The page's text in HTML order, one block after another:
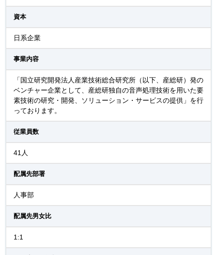
資本
日系企業
事業内容
「国立研究開発法人産業技術総合研究所（以下、産総研）発の
ベンチャー企業として、産総研独自の音声処理技術を用いた要
素技術の研究・開発、ソリューション・サービスの提供」を行
っております。
従業員数
41人
配属先部署
人事部
配属先男女比
1:1